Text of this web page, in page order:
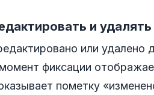
и
или
фиксации
пометку